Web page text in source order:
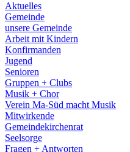
Aktuelles
Gemeinde
unsere Gemeinde
Arbeit mit Kindern
Konfirmanden
Jugend
Senioren
Gruppen + Clubs
Musik + Chor
Verein Ma-Süd macht Musik
Mitwirkende
Gemeindekirchenrat
Seelsorge
Fragen + Antworten